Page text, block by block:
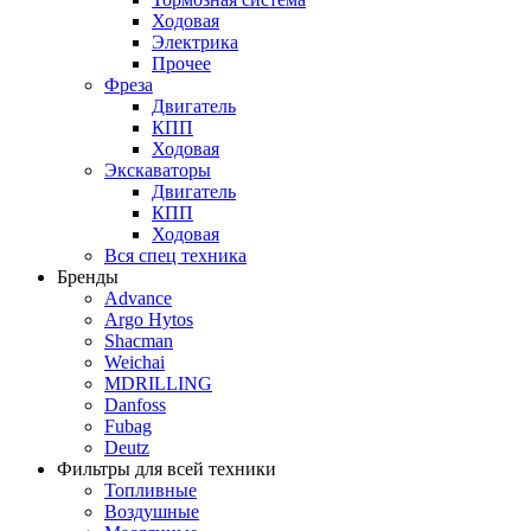
Ходовая
Электрика
Прочее
Фреза
Двигатель
КПП
Ходовая
Экскаваторы
Двигатель
КПП
Ходовая
Вся спец техника
Бренды
Advance
Argo Hytos
Shacman
Weichai
MDRILLING
Danfoss
Fubag
Deutz
Фильтры для всей техники
Топливные
Воздушные